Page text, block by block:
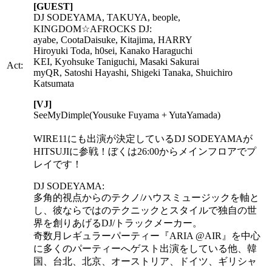
Act:
[GUEST]
DJ SODEYAMA, TAKUYA, beople,
KINGDOM☆AFROCKS DJ:
ayabe, CootaDaisuke, Kitajima, HARRY
Hiroyuki Toda, h0sei, Kanako Haraguchi
KEI, Kyohsuke Taniguchi, Masaki Sakurai
myQR, Satoshi Hayashi, Shigeki Tanaka, Shuichiro
Katsumata
[VJ]
SeeMyDimple(Yousuke Fuyama + YutaYamada)
WIRE11にも出演が決定しているDJ SODEYAMAが
HITSUJIに参戦！ぼくは26:00からメインフロアでプ
レイです！
DJ SODEYAMA:
多角的視点からのテクノ/ハウスミュージックを軸と
し、彼ならではのテクニックとスタイルで独自の世
界を創りあげるDJ/トラックメーカー。
奇数月レギュラーパーティー『ARIA @AIR』を中心
に多くのパーティーへゲスト出演をしている他、韓
国、台北、北京、オーストリア、ドイツ、ギリシャ